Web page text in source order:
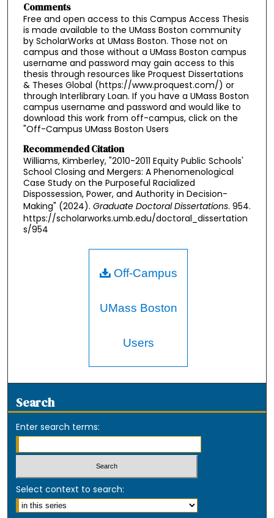
Comments
Free and open access to this Campus Access Thesis
is made available to the UMass Boston community
by ScholarWorks at UMass Boston. Those not on
campus and those without a UMass Boston campus
username and password may gain access to this
thesis through resources like Proquest Dissertations
& Theses Global (https://www.proquest.com/) or
through Interlibrary Loan. If you have a UMass Boston
campus username and password and would like to
download this work from off-campus, click on the
"Off-Campus UMass Boston Users
Recommended Citation
Williams, Kimberley, "2010-2011 Equity Public Schools'
School Closing and Mergers: A Phenomenological
Case Study on the Purposeful Racialized
Dispossession, Power, and Authority in Decision-
Making" (2024). Graduate Doctoral Dissertations. 954.
https://scholarworks.umb.edu/doctoral_dissertation
s/954
Off-Campus
UMass Boston
Users
Search
Enter search terms:
Select context to search: